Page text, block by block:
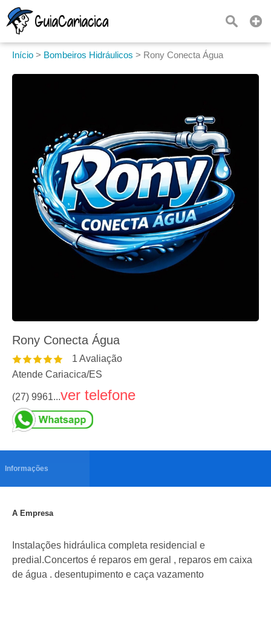
Início > Bombeiros Hidráulicos > Rony Conecta Água
Rony Conecta Água
1 Avaliação
Atende Cariacica/ES
(27) 9961...ver telefone
Informações
A Empresa
Instalações hidráulica completa residencial e
predial.Concertos é reparos em geral , reparos em caixa
de água . desentupimento e caça vazamento